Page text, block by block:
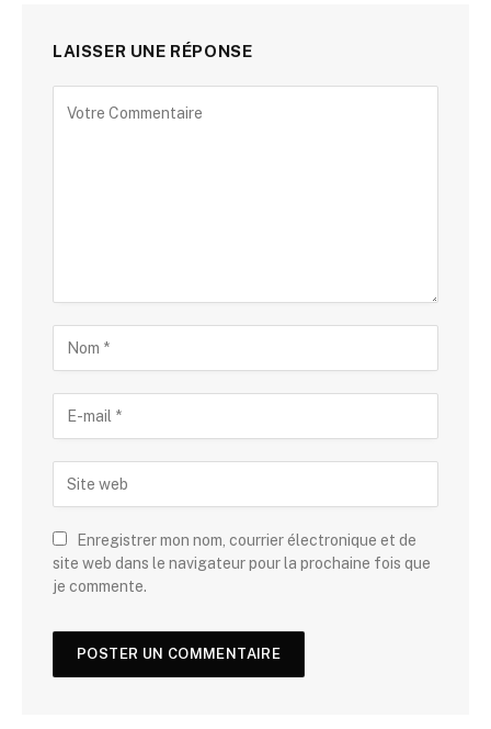
LAISSER UNE RÉPONSE
Enregistrer mon nom, courrier électronique et de
site web dans le navigateur pour la prochaine fois que
je commente.